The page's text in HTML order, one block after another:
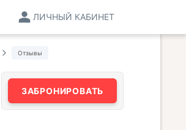
ЛИЧНЫЙ КАБИНЕТ
Отзывы
ЗАБРОНИРОВАТЬ